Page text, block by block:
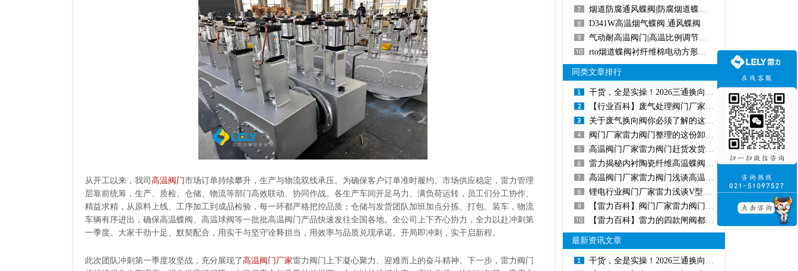
从开工以来，我司 高温阀门市场订单持续攀升，生产与物流双线承压。为确保客户订单准时履约、市场供应稳定，雷力管理
层靠前统筹，生产、质检、仓储、物流等部门高效联动、协同作战。各生产车间开足马力、满负荷运转，员工们分工协作、
精益求精，从原料上线、工序加工到成品检验，每一环都严格把控品质；仓储与发货团队加班加点分拣、打包、装车，物流
车辆有序进出，确保高温蝶阀、高温球阀等一批批高温阀门产品快速发往全国各地。全公司上下齐心协力，全力以赴冲刺第
一季度。大家干劲十足、默契配合，用实干与坚守诠释担当，用效率与品质兑现承诺。开局即冲刺，实干启新程。
此次团队冲刺第一季度攻坚战，充分展现了高温阀门厂家雷力阀门上下凝心聚力、迎难而上的奋斗精神。下一步，雷力阀门
烟道防腐通风蝶阀|防腐烟道蝶阀|烟道蝶阀
D341W高温烟气蝶阀通风蝶阀
气动耐高温阀门|高温比例调节阀|高温调节风阀|气动超高温阀门
rto烟道蝶阀衬纤维棉电动方形高温蝶阀
同类文章排行
干货，全是实操！2026三通换向阀选购指南！
【行业百科】废气处理阀门厂家雷力阀门给您支招如何选出好的废气处理蝶阀
关于废气换向阀你必须了解的这几点！
阀门厂家雷力阀门整理的这份卸料阀选购避坑指南，请查收！
高温阀门厂家雷力阀门赶货发货全力冲刺第一季度！
雷力揭秘内衬陶瓷纤维高温蝶阀的核心技术要点！
高温阀门厂家雷力阀门浅谈高温球阀的发展趋势
锂电行业阀门厂家雷力浅谈V型球阀在锂电池碳包覆工艺中的关键作用
【雷力百科】阀门厂家雷力阀门浅谈油气回收项目阀门选型注意事项！
【雷力百科】雷力的四款闸阀都有何用？
最新资讯文章
干货，全是实操！2026三通换向阀选购指南！